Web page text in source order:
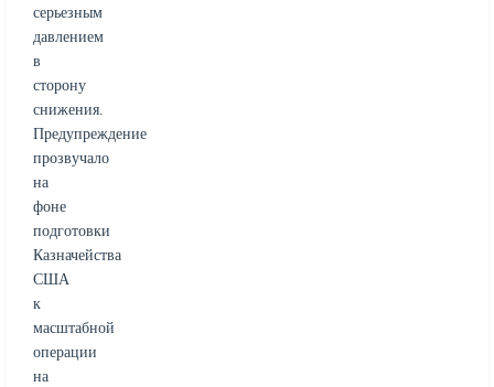
серьезным
давлением
в
сторону
снижения.
Предупреждение
прозвучало
на
фоне
подготовки
Казначейства
США
к
масштабной
операции
на